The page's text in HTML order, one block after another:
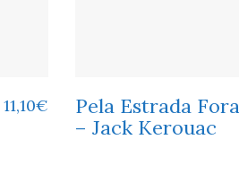
11,10€
Pela Estrada Fora
– Jack Kerouac